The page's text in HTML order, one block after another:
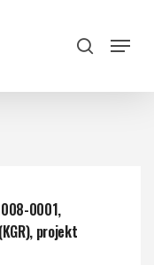
search
Menu
0001,
projekt
Close